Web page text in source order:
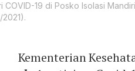
COVID-19 di Posko Isolasi
Kementerian